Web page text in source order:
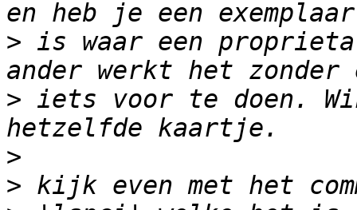
> is waar een
> iets voor te doen.
>
>